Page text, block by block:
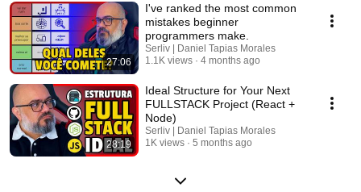
27:06
I've ranked the most common
mistakes beginner
programmers make.
Serliv | Daniel Tapias Morales
1.1K views
4 months ago
28:19
Ideal Structure for Your Next
FULLSTACK Project (React +
Node)
Serliv | Daniel Tapias Morales
1K views
5 months ago